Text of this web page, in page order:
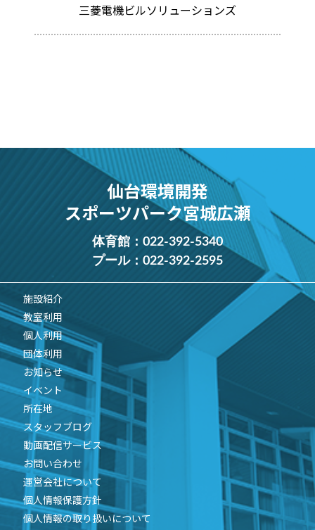
三菱電機ビルソリューションズ
仙台環境開発
スポーツパーク宮城広瀬
体育館： 022-392-5340
プール： 022-392-2595
施設紹介
教室利用
個人利用
団体利用
お知らせ
イベント
所在地
スタッフブログ
動画配信サービス
お問い合わせ
運営会社について
個人情報保護方針
個人情報の取り扱いについて